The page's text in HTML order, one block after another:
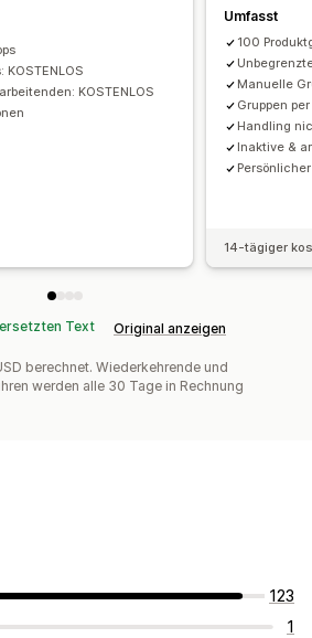
KOSTENLOS
KOSTENLOS
Umfasst
100
Manuelle
Gruppen
Handling
Inaktive &
14-tägiger
Text Original anzeigen
berechnet. Wiederkehrende und
werden alle 30 Tage in Rechnung
123
1